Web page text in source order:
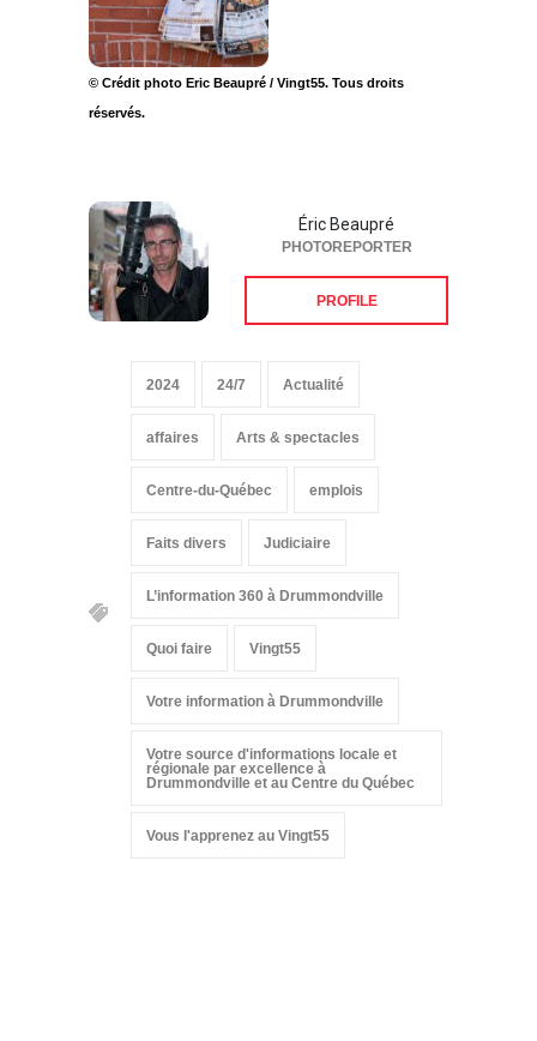
© Crédit photo Eric Beaupré / Vingt55. Tous droits
réservés.
Éric Beaupré
PHOTOREPORTER
PROFILE
2024 24/7 Actualité
affaires Arts & spectacles
Centre-du-Québec emplois
Faits divers Judiciaire
L’information 360 à Drummondville
Quoi faire Vingt55
Votre information à Drummondville
Votre source d'informations locale et
régionale par excellence à
Drummondville et au Centre du Québec
Vous l'apprenez au Vingt55